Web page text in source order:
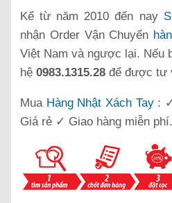
Kể từ năm 2010 đến nay
nhận Order Vận Chuyển
Việt Nam và ngược lại. Nếu
hệ 0983.1315.28 để được tư
Mua Hàng Nhật Xách Tay:
Giá rẻ ✓ Giao hàng miễn phí.